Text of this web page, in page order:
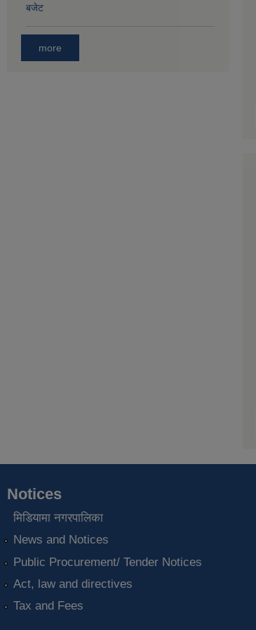
बजेट
more
Notices
मिडियामा नगरपालिका
News and Notices
Public Procurement/ Tender Notices
Act, law and directives
Tax and Fees